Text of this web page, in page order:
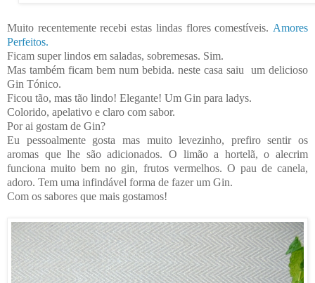
Muito recentemente recebi estas lindas flores comestíveis. Amores
Perfeitos.
Ficam super lindos em saladas, sobremesas. Sim.
Mas também ficam bem num bebida. neste casa saiu um delicioso
Gin Tónico.
Ficou tão, mas tão lindo! Elegante! Um Gin para ladys.
Colorido, apelativo e claro com sabor.
Por ai gostam de Gin?
Eu pessoalmente gosta mas muito levezinho, prefiro sentir os
aromas que lhe são adicionados. O limão a hortelã, o alecrim
funciona muito bem no gin, frutos vermelhos. O pau de canela,
adoro. Tem uma infindável forma de fazer um Gin.
Com os sabores que mais gostamos!